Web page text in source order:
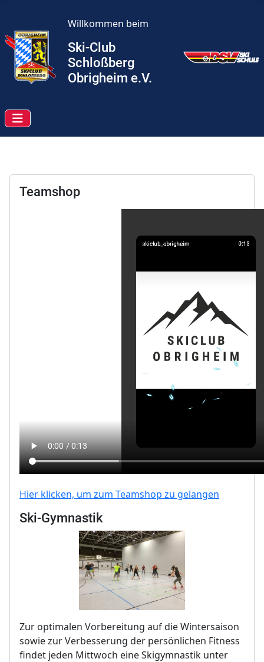
Willkommen beim
Ski-Club
Schloßberg
Obrigheim e.V.
Teamshop
Hier klicken, um zum Teamshop zu gelangen
Ski-Gymnastik
Zur optimalen Vorbereitung auf die Wintersaison
sowie zur Verbesserung der persönlichen Fitness
findet jeden Mittwoch eine Skigymnastik unter